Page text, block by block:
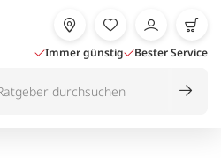
Immer günstig Bester Service